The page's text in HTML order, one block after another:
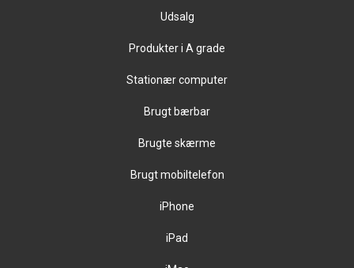
Udsalg
Produkter i A grade
Stationær computer
Brugt bærbar
Brugte skærme
Brugt mobiltelefon
iPhone
iPad